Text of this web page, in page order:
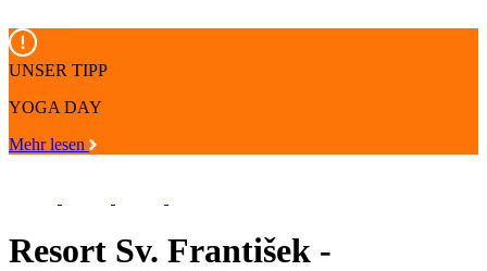
UNSER TIPP
YOGA DAY
Mehr lesen
Resort Sv. František -